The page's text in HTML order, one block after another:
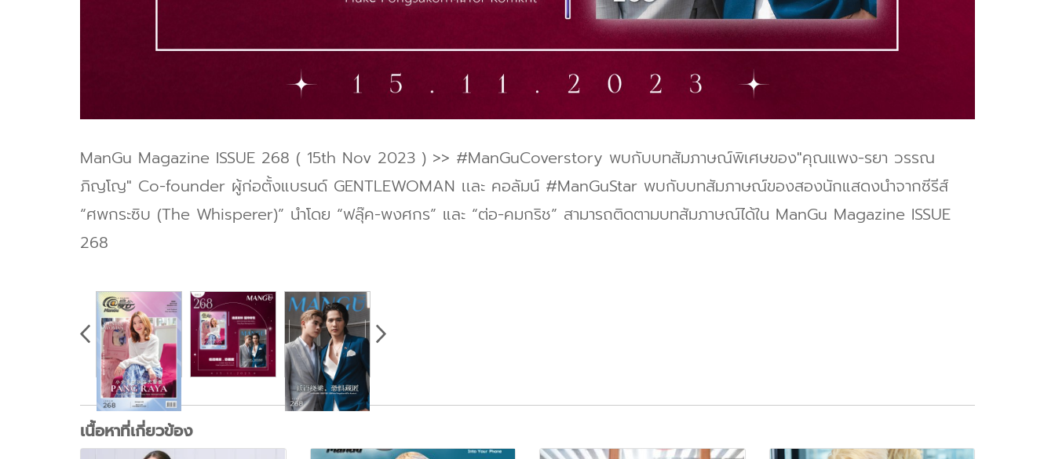
ManGu Magazine ISSUE 268 ( 15th Nov 2023 ) >> #ManGuCoverstory พบกับบทสัมภาษณ์พิเศษของ"คุณแพง-รยา วรรณ
ภิญโญ" Co-founder ผู้ก่อตั้งแบรนด์ GENTLEWOMAN เเละ คอลัมน์ #ManGuStar พบกับบทสัมภาษณ์ของสองนักแสดงนำจากซีรีส์
“ศพกระซิบ (The Whisperer)” นำโดย “ฟลุ๊ค-พงศกร” และ “ต่อ-คมกริช” สามารถติดตามบทสัมภาษณ์ได้ใน ManGu Magazine ISSUE
268
เนื้อหาที่เกี่ยวข้อง